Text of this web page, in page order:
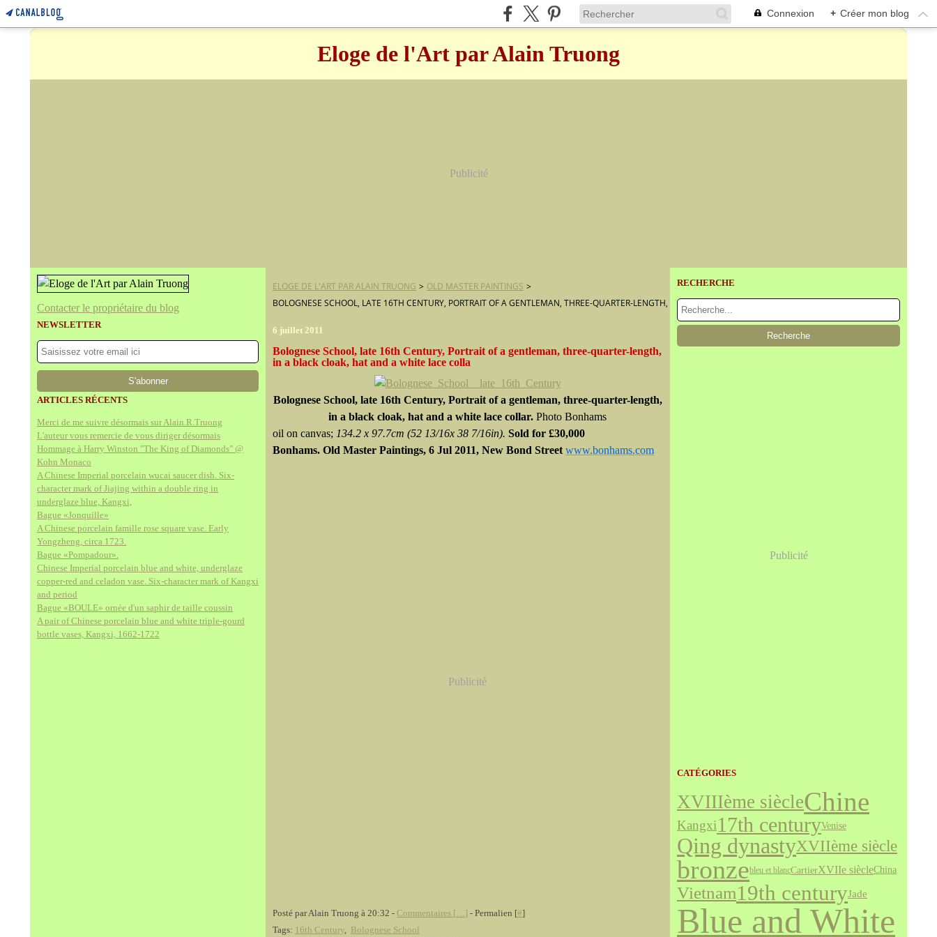
Connexion + Créer mon blog
Eloge de l'Art par Alain Truong
Publicité
Contacter le propriétaire du blog
NEWSLETTER
ARTICLES RÉCENTS
Merci de me suivre désormais sur Alain.R.Truong
L'auteur vous remercie de vous diriger désormais
Hommage à Harry Winston "The King of Diamonds" @
Kohn Monaco
A Chinese Imperial porcelain wucai saucer dish. Six-
character mark of Jiajing within a double ring in
underglaze blue, Kangxi,
Bague «Jonquille»
A Chinese porcelain famille rose square vase. Early
Yongzheng, circa 1723.
Bague «Pompadour».
Chinese Imperial porcelain blue and white, underglaze
copper-red and celadon vase. Six-character mark of Kangxi
and period
Bague «BOULE» ornée d'un saphir de taille coussin
A pair of Chinese porcelain blue and white triple-gourd
bottle vases, Kangxi, 1662-1722
ELOGE DE L'ART PAR ALAIN TRUONG > OLD MASTER PAINTINGS >
BOLOGNESE SCHOOL, LATE 16TH CENTURY, PORTRAIT OF A GENTLEMAN, THREE-QUARTER-LENGTH, IN A BLACK CLOAK, HAT AND A WHITE LACE COLLA
6 juillet 2011
Bolognese School, late 16th Century, Portrait of a gentleman, three-quarter-length,
in a black cloak, hat and a white lace colla
Bolognese School, late 16th Century, Portrait of a gentleman, three-quarter-length,
in a black cloak, hat and a white lace collar. Photo Bonhams
oil on canvas; 134.2 x 97.7cm (52 13/16x 38 7/16in). Sold for £30,000
Bonhams. Old Master Paintings, 6 Jul 2011, New Bond Street www.bonhams.com
Publicité
Posté par Alain Truong à 20:32 - Commentaires [… ] - Permalien [#]
Tags: 16th Century, Bolognese School
RECHERCHE
Publicité
CATÉGORIES
XVIIIème siècleChine
Kangxi17th centuryVenise
Qing dynastyXVIIème siècle
bronzebleu et blancCartierXVIIe siècleChina
Vietnam19th centuryJade
Blue and White